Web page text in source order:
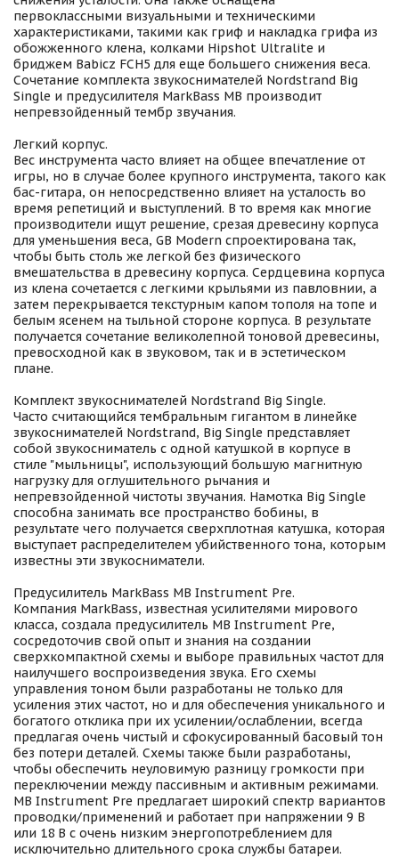
первоклассными визуальными и техническими
характеристиками, такими как гриф и накладка грифа из
обожженного клена, колками Hipshot Ultralite и
бриджем Babicz FCH5 для еще большего снижения веса.
Сочетание комплекта звукоснимателей Nordstrand Big
Single и предусилителя MarkBass MB производит
непревзойденный тембр звучания.
Легкий корпус.
Вес инструмента часто влияет на общее впечатление от
игры, но в случае более крупного инструмента, такого как
бас-гитара, он непосредственно влияет на усталость во
время репетиций и выступлений. В то время как многие
производители ищут решение, срезая древесину корпуса
для уменьшения веса, GB Modern спроектирована так,
чтобы быть столь же легкой без физического
вмешательства в древесину корпуса. Сердцевина корпуса
из клена сочетается с легкими крыльями из павловнии, а
затем перекрывается текстурным капом тополя на топе и
белым ясенем на тыльной стороне корпуса. В результате
получается сочетание великолепной тоновой древесины,
превосходной как в звуковом, так и в эстетическом
плане.
Комплект звукоснимателей Nordstrand Big Single.
Часто считающийся тембральным гигантом в линейке
звукоснимателей Nordstrand, Big Single представляет
собой звукосниматель с одной катушкой в корпусе в
стиле "мыльницы", использующий большую магнитную
нагрузку для оглушительного рычания и
непревзойденной чистоты звучания. Намотка Big Single
способна занимать все пространство бобины, в
результате чего получается сверхплотная катушка, которая
выступает распределителем убийственного тона, которым
известны эти звукосниматели.
Предусилитель MarkBass MB Instrument Pre.
Компания MarkBass, известная усилителями мирового
класса, создала предусилитель MB Instrument Pre,
сосредоточив свой опыт и знания на создании
сверхкомпактной схемы и выборе правильных частот для
наилучшего воспроизведения звука. Его схемы
управления тоном были разработаны не только для
усиления этих частот, но и для обеспечения уникального и
богатого отклика при их усилении/ослаблении, всегда
предлагая очень чистый и сфокусированный басовый тон
без потери деталей. Схемы также были разработаны,
чтобы обеспечить неуловимую разницу громкости при
переключении между пассивным и активным режимами.
MB Instrument Pre предлагает широкий спектр вариантов
проводки/применений и работает при напряжении 9 В
или 18 В с очень низким энергопотреблением для
исключительно длительного срока службы батареи.